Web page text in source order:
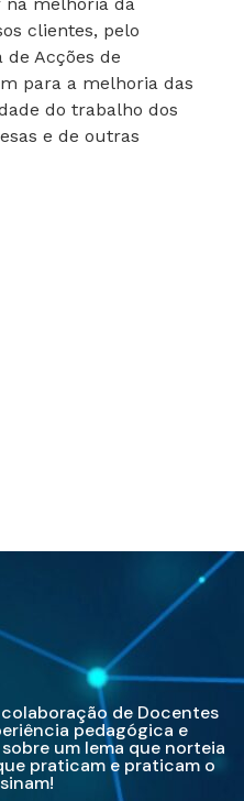
clientes, pelo
Acções de
para a melhoria das
do trabalho dos
e de outras
colaboração de Docentes
pedagógica e
um lema que norteia
praticam e praticam o